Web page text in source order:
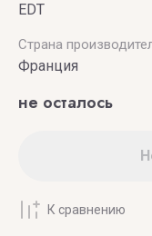
EDT
Страна
Франция
не осталось
К сравнению